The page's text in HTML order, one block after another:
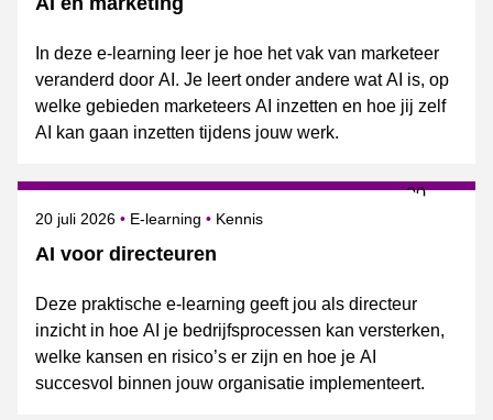
In deze e-learning leer je hoe het vak van marketeer
veranderd door AI. Je leert onder andere wat AI is, op
welke gebieden marketeers AI inzetten en hoe jij zelf
AI kan gaan inzetten tijdens jouw werk.
AI voor directeuren
Gepubliceerd op
20 juli 2026 E-learning Onderwerpen
Kennis
Deze praktische e-learning geeft jou als directeur
inzicht in hoe AI je bedrijfsprocessen kan versterken,
welke kansen en risico’s er zijn en hoe je AI
succesvol binnen jouw organisatie implementeert.